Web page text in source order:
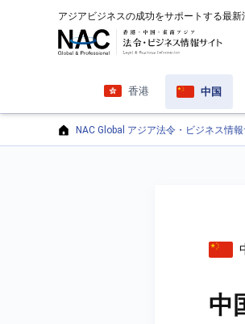
アジアビジネスの成功をサポートする最新
香港 中国
NAC Global アジア法令・ビジネス情報
中